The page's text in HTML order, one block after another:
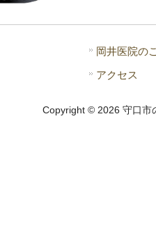
岡井医院の
アクセス
Copyright © 2026 守口市